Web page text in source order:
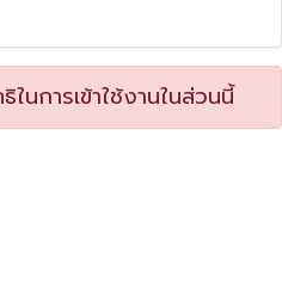
นการเข้าใช้งานในส่วนนี้